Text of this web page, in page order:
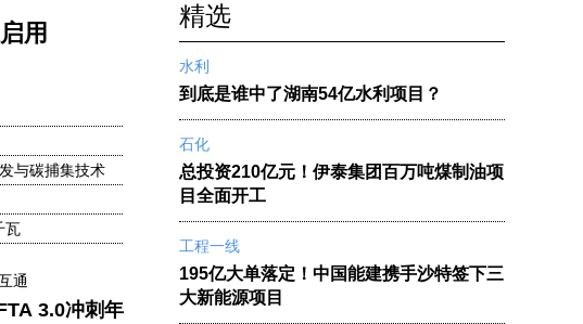
用
与碳捕集技术
瓦
通
3.0冲刺年
精选
水利
到底是谁中了湖南54亿水利项目？
石化
总投资210亿元！伊泰集团百万吨煤制油项
目全面开工
工程一线
195亿大单落定！中国能建携手沙特签下三
大新能源项目